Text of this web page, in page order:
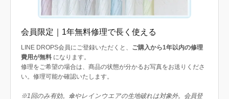
会員限定｜1年無料修理で長く使える
LINE DROPS会員にご登録いただくと、 ご購入から1年以内の修理
費用が無料 になります。
修理をご希望の場合は、商品の状態が分かるお写真をお送りくださ
い。修理可能か確認いたします。
※1回のみ有効。傘やレインウエアの生地破れは対象外。会員登